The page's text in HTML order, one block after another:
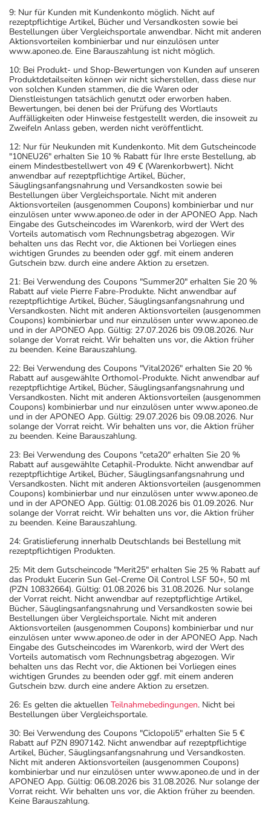
9: Nur für Kunden mit Kundenkonto möglich. Nicht auf
rezeptpflichtige Artikel, Bücher und Versandkosten sowie bei
Bestellungen über Vergleichsportale anwendbar. Nicht mit anderen
Aktionsvorteilen kombinierbar und nur einzulösen unter
www.aponeo.de. Eine Barauszahlung ist nicht möglich.
10: Bei Produkt- und Shop-Bewertungen von Kunden auf unseren
Produktdetailseiten können wir nicht sicherstellen, dass diese nur
von solchen Kunden stammen, die die Waren oder
Dienstleistungen tatsächlich genutzt oder erworben haben.
Bewertungen, bei denen bei der Prüfung des Wortlauts
Auffälligkeiten oder Hinweise festgestellt werden, die insoweit zu
Zweifeln Anlass geben, werden nicht veröffentlicht.
12: Nur für Neukunden mit Kundenkonto. Mit dem Gutscheincode
"10NEU26" erhalten Sie 10 % Rabatt für Ihre erste Bestellung, ab
einem Mindestbestellwert von 49 € (Warenkorbwert). Nicht
anwendbar auf rezeptpflichtige Artikel, Bücher,
Säuglingsanfangsnahrung und Versandkosten sowie bei
Bestellungen über Vergleichsportale. Nicht mit anderen
Aktionsvorteilen (ausgenommen Coupons) kombinierbar und nur
einzulösen unter www.aponeo.de oder in der APONEO App. Nach
Eingabe des Gutscheincodes im Warenkorb, wird der Wert des
Vorteils automatisch vom Rechnungsbetrag abgezogen. Wir
behalten uns das Recht vor, die Aktionen bei Vorliegen eines
wichtigen Grundes zu beenden oder ggf. mit einem anderen
Gutschein bzw. durch eine andere Aktion zu ersetzen.
21: Bei Verwendung des Coupons "Summer20" erhalten Sie 20 %
Rabatt auf viele Pierre Fabre-Produkte. Nicht anwendbar auf
rezeptpflichtige Artikel, Bücher, Säuglingsanfangsnahrung und
Versandkosten. Nicht mit anderen Aktionsvorteilen (ausgenommen
Coupons) kombinierbar und nur einzulösen unter www.aponeo.de
und in der APONEO App. Gültig: 27.07.2026 bis 09.08.2026. Nur
solange der Vorrat reicht. Wir behalten uns vor, die Aktion früher
zu beenden. Keine Barauszahlung.
22: Bei Verwendung des Coupons "Vital2026" erhalten Sie 20 %
Rabatt auf ausgewählte Orthomol-Produkte. Nicht anwendbar auf
rezeptpflichtige Artikel, Bücher, Säuglingsanfangsnahrung und
Versandkosten. Nicht mit anderen Aktionsvorteilen (ausgenommen
Coupons) kombinierbar und nur einzulösen unter www.aponeo.de
und in der APONEO App. Gültig: 29.07.2026 bis 09.08.2026. Nur
solange der Vorrat reicht. Wir behalten uns vor, die Aktion früher
zu beenden. Keine Barauszahlung.
23: Bei Verwendung des Coupons "ceta20" erhalten Sie 20 %
Rabatt auf ausgewählte Cetaphil-Produkte. Nicht anwendbar auf
rezeptpflichtige Artikel, Bücher, Säuglingsanfangsnahrung und
Versandkosten. Nicht mit anderen Aktionsvorteilen (ausgenommen
Coupons) kombinierbar und nur einzulösen unter www.aponeo.de
und in der APONEO App. Gültig: 01.08.2026 bis 01.09.2026. Nur
solange der Vorrat reicht. Wir behalten uns vor, die Aktion früher
zu beenden. Keine Barauszahlung.
24: Gratislieferung innerhalb Deutschlands bei Bestellung mit
rezeptpflichtigen Produkten.
25: Mit dem Gutscheincode "Merit25" erhalten Sie 25 % Rabatt auf
das Produkt Eucerin Sun Gel-Creme Oil Control LSF 50+, 50 ml
(PZN 10832664). Gültig: 01.08.2026 bis 31.08.2026. Nur solange
der Vorrat reicht. Nicht anwendbar auf rezeptpflichtige Artikel,
Bücher, Säuglingsanfangsnahrung und Versandkosten sowie bei
Bestellungen über Vergleichsportale. Nicht mit anderen
Aktionsvorteilen (ausgenommen Coupons) kombinierbar und nur
einzulösen unter www.aponeo.de oder in der APONEO App. Nach
Eingabe des Gutscheincodes im Warenkorb, wird der Wert des
Vorteils automatisch vom Rechnungsbetrag abgezogen. Wir
behalten uns das Recht vor, die Aktionen bei Vorliegen eines
wichtigen Grundes zu beenden oder ggf. mit einem anderen
Gutschein bzw. durch eine andere Aktion zu ersetzen.
26: Es gelten die aktuellen Teilnahmebedingungen. Nicht bei
Bestellungen über Vergleichsportale.
30: Bei Verwendung des Coupons "Ciclopoli5" erhalten Sie 5 €
Rabatt auf PZN 8907142. Nicht anwendbar auf rezeptpflichtige
Artikel, Bücher, Säuglingsanfangsnahrung und Versandkosten.
Nicht mit anderen Aktionsvorteilen (ausgenommen Coupons)
kombinierbar und nur einzulösen unter www.aponeo.de und in der
APONEO App. Gültig: 06.08.2026 bis 31.08.2026. Nur solange der
Vorrat reicht. Wir behalten uns vor, die Aktion früher zu beenden.
Keine Barauszahlung.